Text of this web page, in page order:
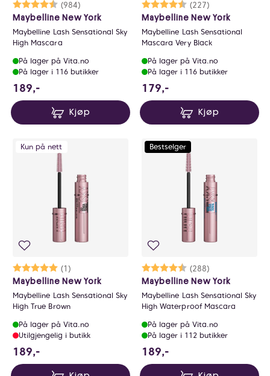
Karakter:
(984)
4.5 av 5 mulige
Maybelline New York
Maybelline Lash Sensational Sky
High Mascara
På lager på Vita.no
På lager i 116 butikker
189,-
Kjøp
Karakter:
(227)
4.6 av 5 mulige
Maybelline New York
Maybelline Lash Sensational
Mascara Very Black
På lager på Vita.no
På lager i 116 butikker
179,-
Kjøp
Kun på nett
Karakter:
(1)
5.0 av 5 mulige
Maybelline New York
Maybelline Lash Sensational Sky
High True Brown
På lager på Vita.no
Utilgjengelig i butikk
189,-
Bestselger
Karakter:
(288)
4.3 av 5 mulige
Maybelline New York
Maybelline Lash Sensational Sky
High Waterproof Mascara
På lager på Vita.no
På lager i 112 butikker
189,-